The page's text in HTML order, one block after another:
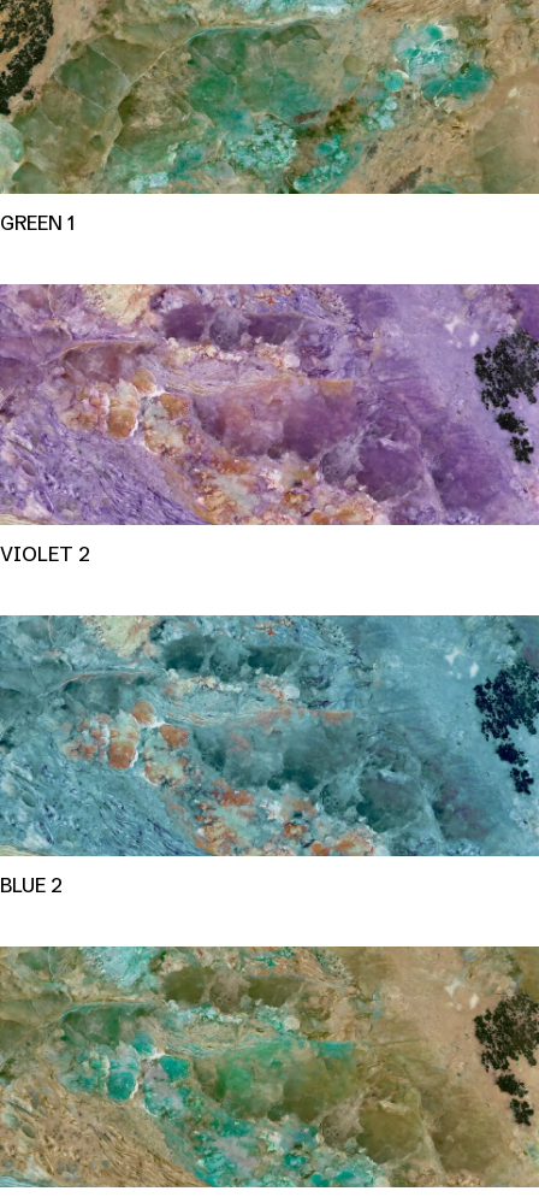
GREEN 1
VIOLET 2
BLUE 2